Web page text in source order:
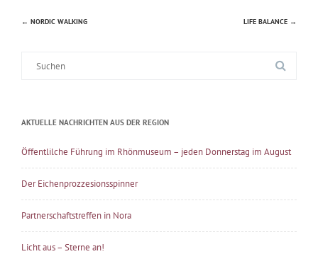
Beitragsnavigation
← NORDIC WALKING LIFE BALANCE →
AKTUELLE NACHRICHTEN AUS DER REGION
Öffentlilche Führung im Rhönmuseum – jeden Donnerstag im August
Der Eichenprozzesionsspinner
Partnerschaftstreffen in Nora
Licht aus – Sterne an!